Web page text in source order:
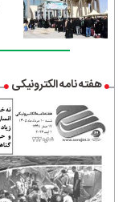
هفته نامه الکترونیکی